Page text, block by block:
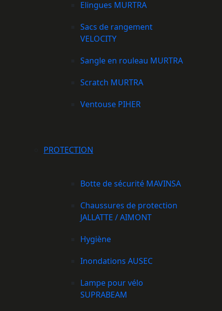
Elingues MURTRA
Sacs de rangement
VELOCITY
Sangle en rouleau MURTRA
Scratch MURTRA
Ventouse PIHER
PROTECTION
Botte de sécurité MAVINSA
Chaussures de protection
JALLATTE / AIMONT
Hygiène
Inondations AUSEC
Lampe pour vélo
SUPRABEAM